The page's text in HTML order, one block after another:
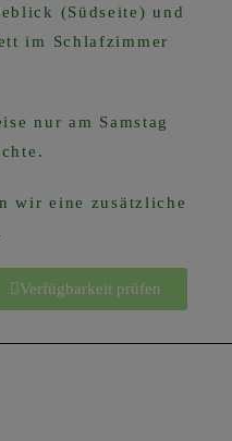
(Südseite) und
im Schlafzimmer
nur am Samstag
wir eine zusätzliche
Verfügbarkeit prüfen